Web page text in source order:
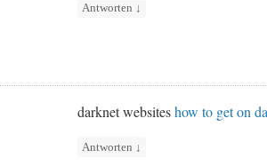
Antworten ↓
darknet websiteshow to get on
Antworten ↓